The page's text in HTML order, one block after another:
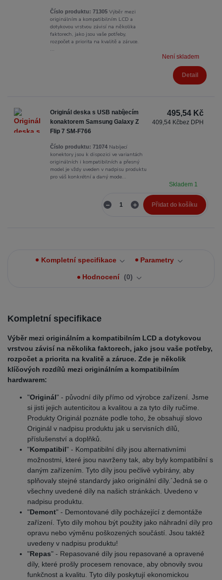
Číslo produktu: 71305Výběr mezi
originálním a kompatibilním LCD a
dotykovou vrstvou závisí na několika
faktorech, jako jsou vaše potřeby,
rozpočet a priorita na kvalitě a záruce.
...
Není skladem
Detail
Originál deska s USB nabíjecím
konaktorem Samsung Galaxy Z
Flip 7 SM-F766
Číslo produktu: 71074Nabíjecí
konektory jsou k dispozici ve variantách
originálních i kompatibilních a přesný
model je vždy uveden v nadpisu produktu
pro váš konkrétní a daný mode...
495,54 Kč
409,54 Kčbez DPH
Skladem 1
Přidat do košíku
Kompletní specifikace Parametry
Hodnocení 0
Kompletní specifikace
Výběr mezi originálním a kompatibilním LCD a dotykovou
vrstvou závisí na několika faktorech, jako jsou vaše potřeby,
rozpočet a priorita na kvalitě a záruce. Zde je několik
klíčových rozdílů mezi originálním a kompatibilním
hardwarem:
"Originál" - původní díly přímo od výrobce zařízení. Jsme
si jisti jejich autenticitou a kvalitou a za tyto díly ručíme.
Produkty Originál poznáte podle toho, že obsahují slovo
Originál v nadpisu produktu jak u servisních dílů,
příslušenství a doplňků.
"Kompatibil" - Kompatibilní díly jsou alternativními
možnostmi, které jsou navrženy tak, aby byly kompatibilní s
daným zařízením. Tyto díly jsou pečlivě vybírány, aby
splňovaly stejné standardy jako originální díly.´Jedná se o
všechny uvedené díly na našich stránkách. Uvedeno v
nadpisu produktu.
"Demont" - Demontované díly pocházející z demontáže
zařízení. Tyto díly mohou být použity jako náhradní díly pro
opravu nebo výměnu poškozených součástí. Jsou taktéž
uvedeny v nadpisu produktu!
"Repas" - Repasované díly jsou repasované a opravené
díly, které prošly procesem renovace, aby obnovily svou
funkčnost a kvalitu. Tyto díly poskytují ekonomickou